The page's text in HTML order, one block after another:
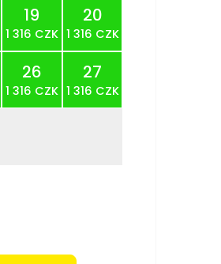
19
1 316 CZK
20
1 316 CZK
26
1 316 CZK
27
1 316 CZK